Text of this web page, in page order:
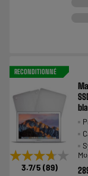
RECONDITIONNÉ
★★★★★
★★★★★
3.7/5 (89)